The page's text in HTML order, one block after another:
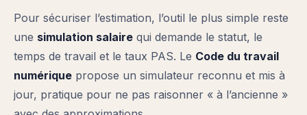
Pour sécuriser l’estimation, l’outil le plus simple reste
une simulation salaire qui demande le statut, le
temps de travail et le taux PAS. Le Code du travail
numérique propose un simulateur reconnu et mis à
jour, pratique pour ne pas raisonner « à l’ancienne »